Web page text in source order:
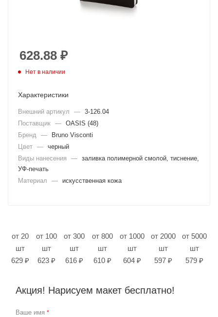
628.88 ₽
Нет в наличии
Характеристики
Внешний артикул — 3-126.04
Поставщик — OASIS (48)
Бренд
—
Bruno Visconti
Цвет — черный
Виды нанесения
— заливка полимерной смолой, тиснение,
УФ-печать
Материал
— искусственная кожа
от 20
шт
629 ₽
от 100
шт
623 ₽
от 300
шт
616 ₽
от 800
шт
610 ₽
от 1000
шт
604 ₽
от 2000
шт
597 ₽
от 5000
шт
579 ₽
Акция! Нарисуем макет бесплатно!
Ваше имя *